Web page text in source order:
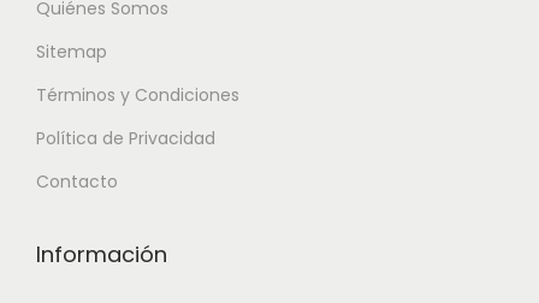
Quiénes Somos
Sitemap
Términos y Condiciones
Política de Privacidad
Contacto
Información